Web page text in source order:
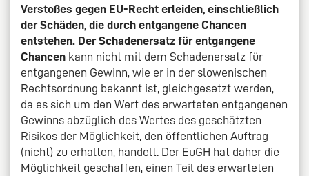
Verstoßes gegen EU-Recht erleiden, einschließlich
der Schäden, die durch entgangene Chancen
entstehen. Der Schadenersatz für entgangene
Chancen kann nicht mit dem Schadenersatz für
entgangenen Gewinn, wie er in der slowenischen
Rechtsordnung bekannt ist, gleichgesetzt werden,
da es sich um den Wert des erwarteten entgangenen
Gewinns abzüglich des Wertes des geschätzten
Risikos der Möglichkeit, den öffentlichen Auftrag
(nicht) zu erhalten, handelt. Der EuGH hat daher die
Möglichkeit geschaffen, einen Teil des erwarteten